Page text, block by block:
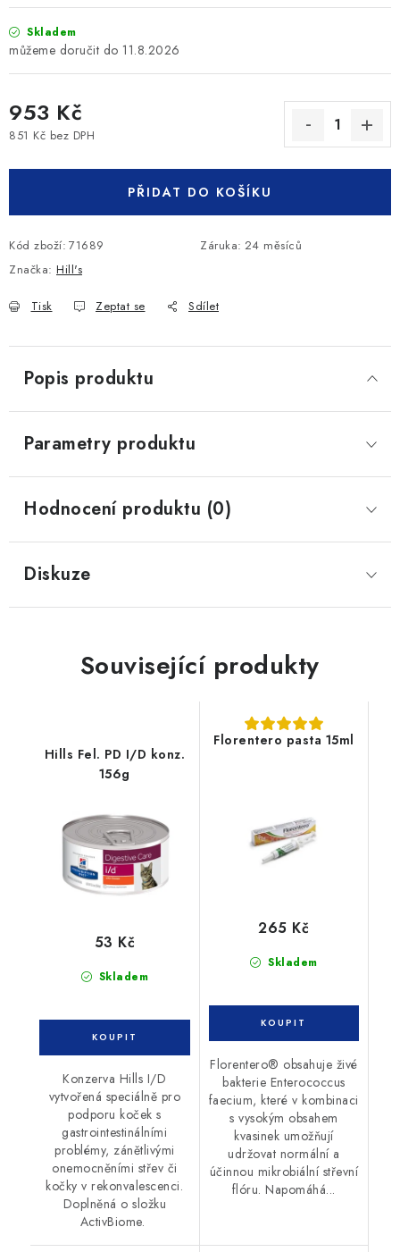
Skladem
11.8.2026
953 Kč
851 Kč bez DPH
PŘIDAT DO KOŠÍKU
Kód zboží: 71689 Záruka: 24 měsíců
Značka: Hill's
Tisk Zeptat se Sdílet
Popis produktu
Parametry produktu
Hodnocení produktu (0)
Diskuze
Související produkty
Hills Fel. PD I/D konz.
156g
Skladem
53 Kč
Konzerva Hills I/D
vytvořená speciálně pro
podporu koček s
gastrointestinálními
problémy, zánětlivými
onemocněními střev či
kočky v rekonvalescenci.
Doplněná o složku
ActivBiome.
Florentero pasta 15ml
Skladem
265 Kč
Florentero® obsahuje živé
bakterie Enterococcus
faecium, které v kombinaci
s vysokým obsahem
kvasinek umožňují
udržovat normální a
účinnou mikrobiální střevní
flóru. Napomáhá...